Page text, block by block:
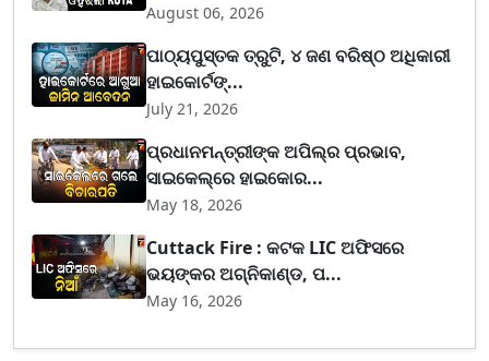
August 06, 2026
ପାଠ୍ୟପୁସ୍ତକ ତ୍ରୁଟି, ୪ ଜଣ ବରିଷ୍ଠ ଅଧିକାରୀ
ହାଇକୋର୍ଟଙ୍...
July 21, 2026
ପ୍ରଧାନମନ୍ତ୍ରୀଙ୍କ ଅପିଲ୍‌ର ପ୍ରଭାବ,
ସାଇକେଲ୍‌ରେ ହାଇକୋର...
May 18, 2026
Cuttack Fire : କଟକ LIC ଅଫିସରେ
ଭୟଙ୍କର ଅଗ୍ନିକାଣ୍ଡ, ପ...
May 16, 2026